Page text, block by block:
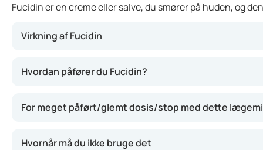
Fucidin er en creme eller salve, du smører på huden, og
Virkning af Fucidin
Fucidin virker ved at hæmme væksten af visse
Hvordan påfører du Fucidin?
For meget påført/glemt dosis/stop med dette
Hvornår må du ikke bruge det